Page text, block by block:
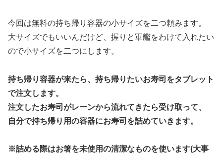
今回は無料の持ち帰り容器の小サイズを二つ頼みます。
大サイズでもいいんだけど、握りと軍艦をわけて入れたい
ので小サイズを二つにします。
持ち帰り容器が来たら、持ち帰りたいお寿司をタブレット
で注文します。
注文したお寿司がレーンから流れてきたら受け取って、
自分で持ち帰り用の容器にお寿司を詰めていきます。
※詰める際はお箸を未使用の清潔なものを使います(大事